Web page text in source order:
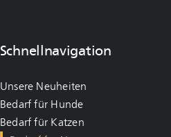
Schnellnavigation
Unsere Neuheiten
Bedarf für Hunde
Bedarf für Katzen